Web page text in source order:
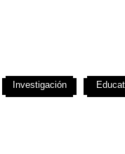
Investigación